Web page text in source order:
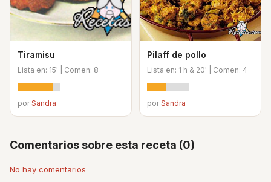
Tiramisu
Lista en: 15' | Comen: 8
porSandra
Pilaff de pollo
Lista en: 1 h & 20' | Comen: 4
porSandra
Comentarios sobre esta receta (0)
No hay comentarios